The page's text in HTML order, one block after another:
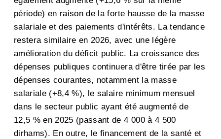
période) en raison de la forte hausse de la masse
salariale et des paiements d'intérêts. La tendance
restera similaire en 2026, avec une légère
amélioration du déficit public. La croissance des
dépenses publiques continuera d'être tirée par les
dépenses courantes, notamment la masse
salariale (+8,4 %), le salaire minimum mensuel
dans le secteur public ayant été augmenté de
12,5 % en 2025 (passant de 4 000 à 4 500
dirhams). En outre, le financement de la santé et